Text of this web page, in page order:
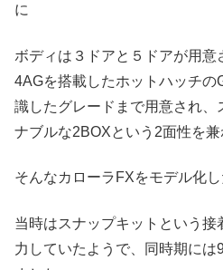
に
ボディは３ドアと５ドアが用
4AGを搭載したホットハッチの
識したグレードまで用意され、
ナブルな2BOXという2面性を
そんなカローラFXをモデル化
当時はスナップキットという
力していたようで、同時期に